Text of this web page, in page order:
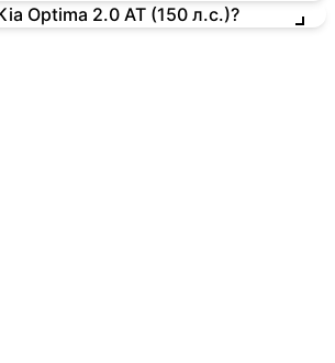
Optima 2.0 AT (150 л.с.)?